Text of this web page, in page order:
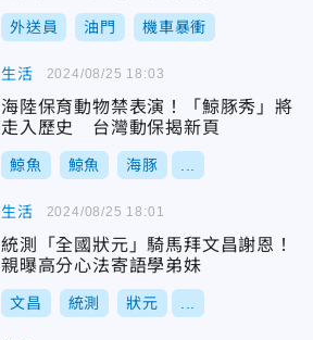
外送員 油門 機車暴衝
生活
海陸保育動物禁表演！「鯨豚秀」將
走入歷史 台灣動保揭新頁
鯨魚 鯨魚 海豚
2024/08/25 18:03
生活
統測「全國狀元」騎馬拜文昌謝恩！
親曝高分心法寄語學弟妹
文昌 統測 狀元
2024/08/25 18:01